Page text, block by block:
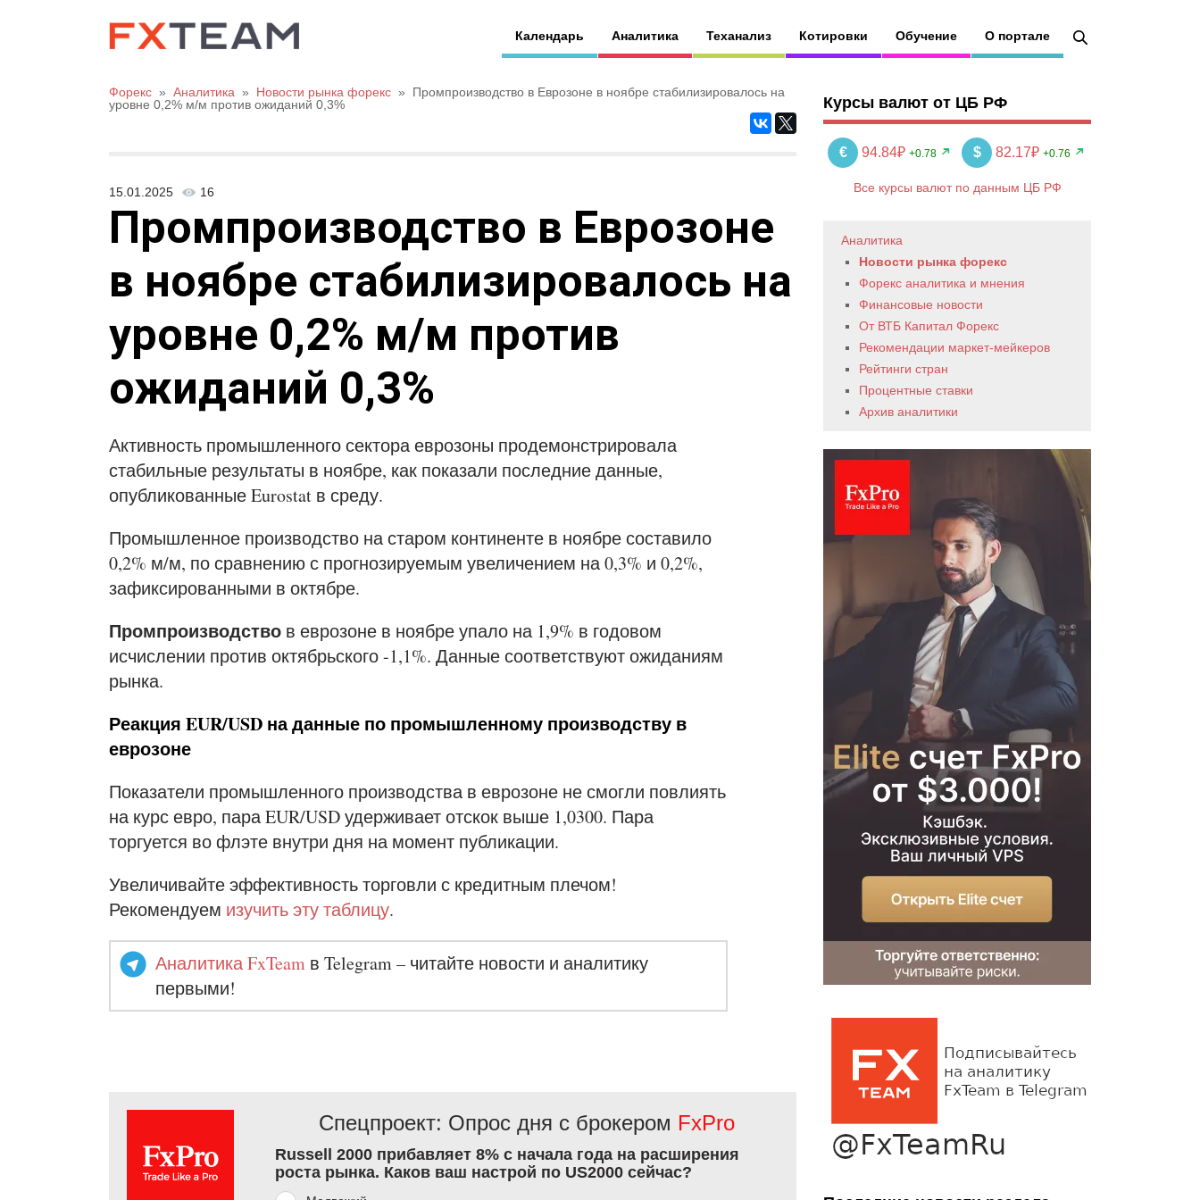
Календарь Аналитика Теханализ Котировки Обучение О портале
Форекс » Аналитика » Новости рынка форекс »
Промпроизводство в Еврозоне в ноябре стабилизировалось на
уровне 0,2% м/м против ожиданий 0,3%
15.01.2025 16
Промпроизводство в Еврозоне
в ноябре стабилизировалось на
уровне 0,2% м/м против
ожиданий 0,3%
Активность промышленного сектора еврозоны продемонстрировала
стабильные результаты в ноябре, как показали последние данные,
опубликованные Eurostat в среду.
Промышленное производство на старом континенте в ноябре составило
0,2% м/м, по сравнению с прогнозируемым увеличением на 0,3% и 0,2%,
зафиксированными в октябре.
Промпроизводство в еврозоне в ноябре упало на 1,9% в годовом
исчислении против октябрьского -1,1%. Данные соответствуют ожиданиям
рынка.
Реакция EUR/USD на данные по промышленному производству в
еврозоне
Показатели промышленного производства в еврозоне не смогли повлиять
на курс евро, пара EUR/USD удерживает отскок выше 1,0300. Пара
торгуется во флэте внутри дня на момент публикации.
Увеличивайте эффективность торговли с кредитным плечом!
Рекомендуем изучить эту таблицу.
Аналитика FxTeam в Telegram – читайте новости и аналитику
первыми!
Спецпроект: Опрос дня с брокером FxPro
Russell 2000 прибавляет 8% с начала года на расширения
роста рынка. Каков ваш настрой по US2000 сейчас?
Курсы валют от ЦБ РФ
€ 94.84₽ +0.78 $ 82.17₽ +0.76
Все курсы валют по данным ЦБ РФ
Аналитика
Новости рынка форекс
Форекс аналитика и мнения
Финансовые новости
От ВТБ Капитал Форекс
Рекомендации маркет-мейкеров
Рейтинги стран
Процентные ставки
Архив аналитики